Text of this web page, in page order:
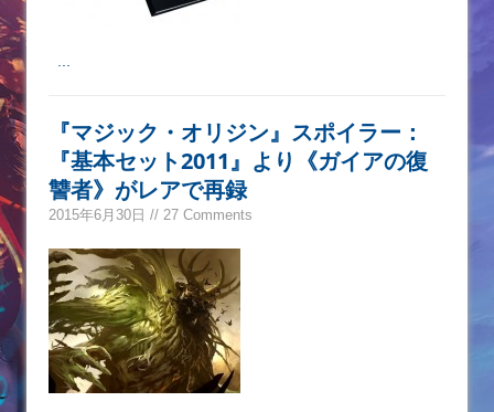
『マジック・オリジン』スポイラー：
『基本セット2011』より《ガイアの復
讐者》がレアで再録
2015年6月30日 // 27 Comments